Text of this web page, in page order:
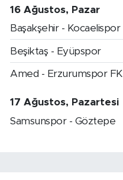
16 Ağustos, Pazar
Başakşehir - Kocaelispor
Beşiktaş - Eyüpspor
Amed - Erzurumspor FK
17 Ağustos, Pazartesi
Samsunspor - Göztepe